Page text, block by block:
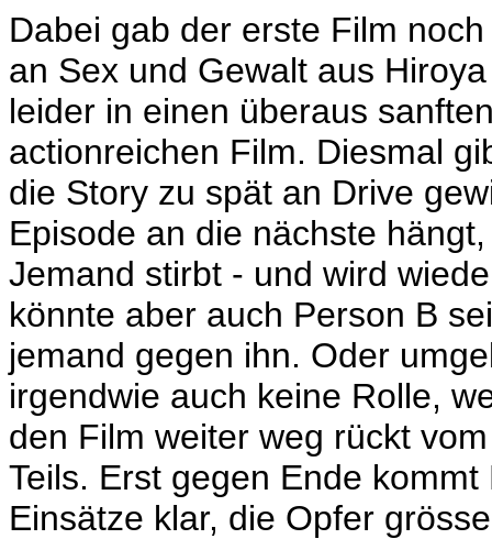
Dabei gab der erste Film
an Sex und Gewalt aus
leider in einen überaus
actionreichen Film. Diesmal
die Story zu spät an Drive
Episode an die nächste
Jemand stirbt - und wird
könnte aber auch Person B
jemand gegen ihn. Oder
irgendwie auch keine Rolle,
den Film weiter weg rückt
Teils. Erst gegen Ende
Einsätze klar, die Opfer